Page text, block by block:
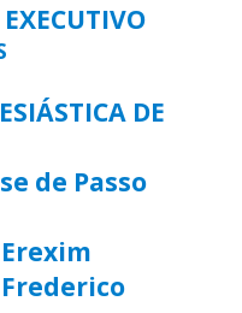
DE
de Passo